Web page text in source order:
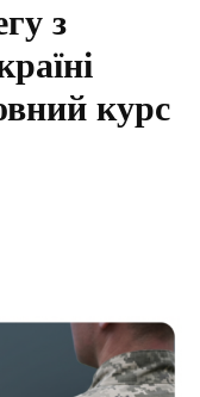
з
курс